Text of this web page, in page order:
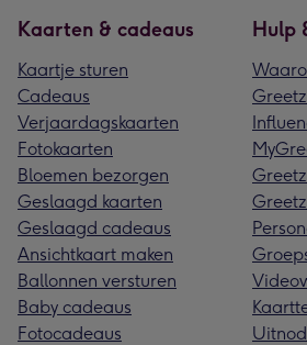
Kaarten & cadeaus
Kaartje sturen
Cadeaus
Verjaardagskaarten
Fotokaarten
Bloemen bezorgen
Geslaagd kaarten
Geslaagd cadeaus
Ansichtkaart maken
Ballonnen versturen
Baby cadeaus
Fotocadeaus
Hulp